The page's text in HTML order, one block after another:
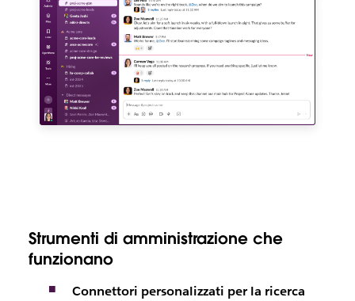
Strumenti di amministrazione che
funzionano
Connettori personalizzati per la ricerca